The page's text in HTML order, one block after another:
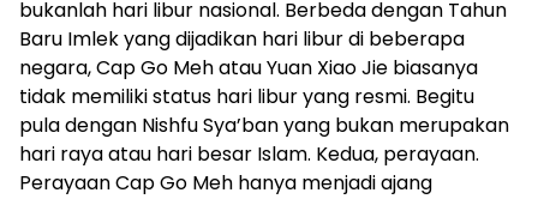
bukanlah hari libur nasional. Berbeda dengan Tahun
Baru Imlek yang dijadikan hari libur di beberapa
negara, Cap Go Meh atau Yuan Xiao Jie biasanya
tidak memiliki status hari libur yang resmi. Begitu
pula dengan Nishfu Sya’ban yang bukan merupakan
hari raya atau hari besar Islam. Kedua, perayaan.
Perayaan Cap Go Meh hanya menjadi ajang